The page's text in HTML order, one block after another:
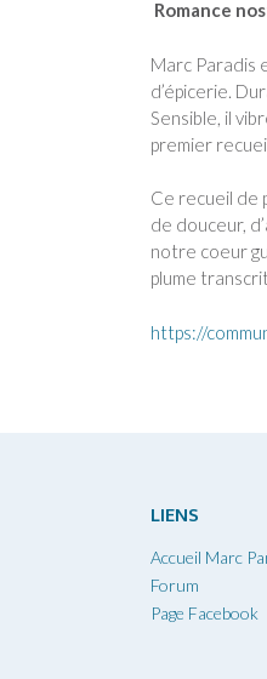
Romance
Marc Paradis
d’épicerie.
Sensible, il
premier
Ce recueil de
de douceur,
notre coeur
plume
https://
LIENS
Accueil Marc
Forum
Page Facebook